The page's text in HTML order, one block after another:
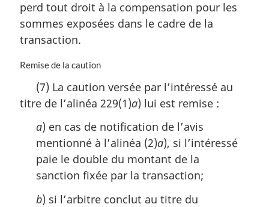
l
e
:
e
m
r
i
l
perd tout droit à la compensation pour les
sommes exposées dans le cadre de la
transaction.
N
e
Remise de la caution
(7) La caution versée par l’intéressé au
titre de l’alinéa 229(1)a) lui est remise :
a) en cas de notification de l’avis
mentionné à l’alinéa (2)a), si l’intéressé
paie le double du montant de la
sanction fixée par la transaction;
b) si l’arbitre conclut au titre du